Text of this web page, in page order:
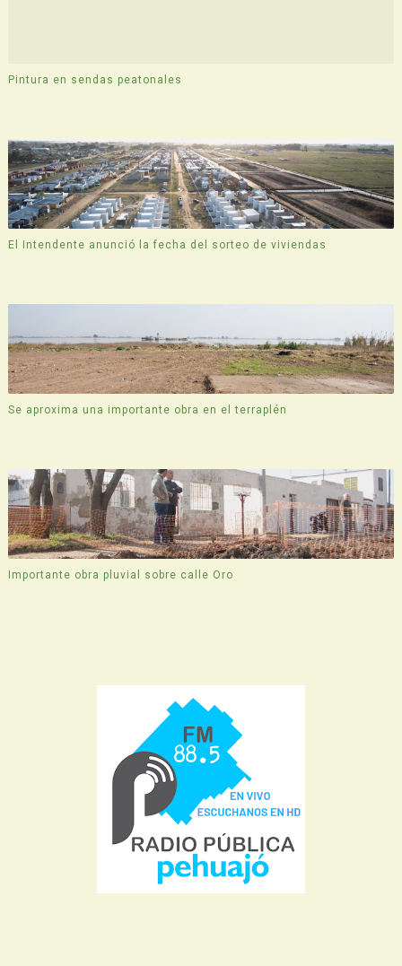
Pintura en sendas peatonales
El Intendente anunció la fecha del sorteo de viviendas
Se aproxima una importante obra en el terraplén
Importante obra pluvial sobre calle Oro